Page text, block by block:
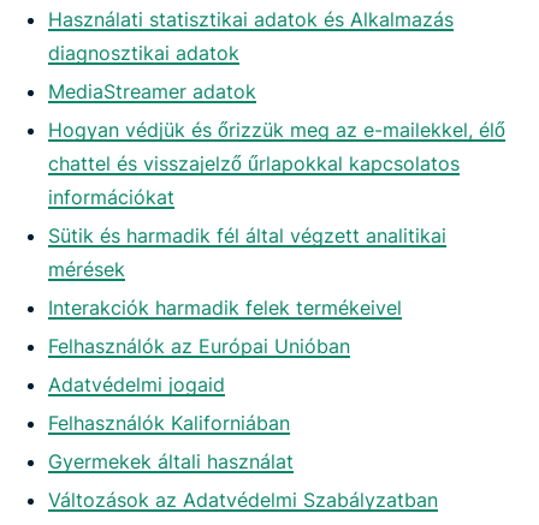
Használati statisztikai adatok és Alkalmazás
diagnosztikai adatok
MediaStreamer adatok
Hogyan védjük és őrizzük meg az e-mailekkel, élő
chattel és visszajelző űrlapokkal kapcsolatos
információkat
Sütik és harmadik fél által végzett analitikai
mérések
Interakciók harmadik felek termékeivel
Felhasználók az Európai Unióban
Adatvédelmi jogaid
Felhasználók Kaliforniában
Gyermekek általi használat
Változások az Adatvédelmi Szabályzatban